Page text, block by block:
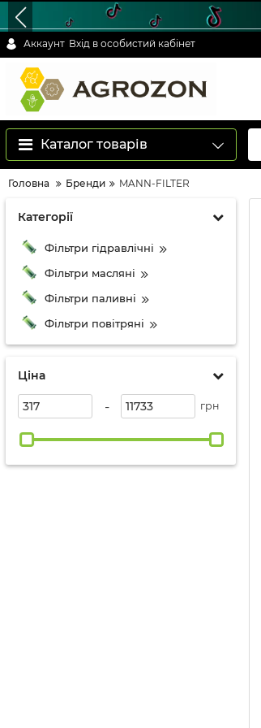
Аккаунт Вхід в особистий кабінет
Каталог товарів
Головна Бренди MANN-FILTER
Категорії
Фільтри гідравлічні
Фільтри масляні
Фільтри паливні
Фільтри повітряні
Ціна
- грн